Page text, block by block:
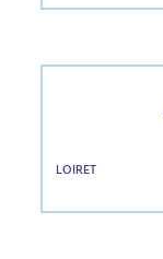
LOIRET